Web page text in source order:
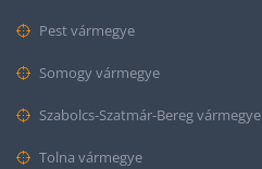
Pest vármegye
Somogy vármegye
Szabolcs-Szatmár-Bereg vármegye
Tolna vármegye